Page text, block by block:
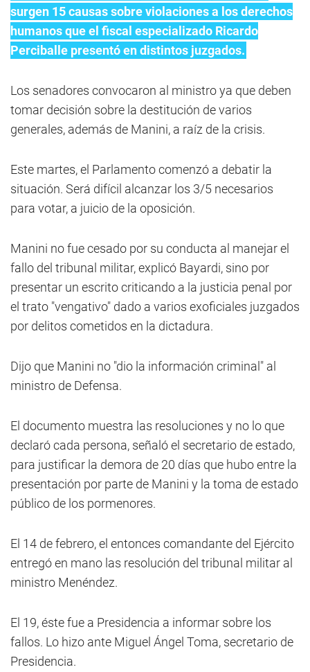
surgen 15 causas sobre violaciones a los derechos
humanos que el fiscal especializado Ricardo
Perciballe presentó en distintos juzgados.
Los senadores convocaron al ministro ya que deben
tomar decisión sobre la destitución de varios
generales, además de Manini, a raíz de la crisis.
Este martes, el Parlamento comenzó a debatir la
situación. Será difícil alcanzar los 3/5 necesarios
para votar, a juicio de la oposición.
Manini no fue cesado por su conducta al manejar el
fallo del tribunal militar, explicó Bayardi, sino por
presentar un escrito criticando a la justicia penal por
el trato "vengativo" dado a varios exoficiales juzgados
por delitos cometidos en la dictadura.
Dijo que Manini no "dio la información criminal" al
ministro de Defensa.
El documento muestra las resoluciones y no lo que
declaró cada persona, señaló el secretario de estado,
para justificar la demora de 20 días que hubo entre la
presentación por parte de Manini y la toma de estado
público de los pormenores.
El 14 de febrero, el entonces comandante del Ejército
entregó en mano las resolución del tribunal militar al
ministro Menéndez.
El 19, éste fue a Presidencia a informar sobre los
fallos. Lo hizo ante Miguel Ángel Toma, secretario de
Presidencia.